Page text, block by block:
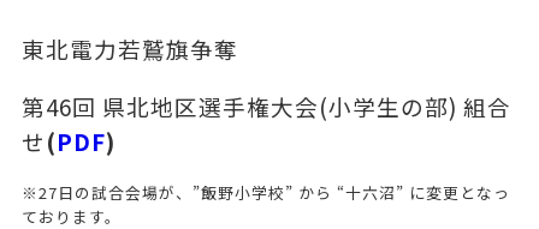
東北電力若鷲旗争奪
第46回 県北地区選手権大会(小学生の部) 組合
せ(PDF)
※27日の試合会場が、”飯野小学校” から “十六沼” に変更となっ
ております。